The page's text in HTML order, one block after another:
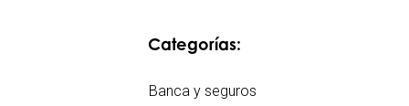
Categorías:
Banca y seguros